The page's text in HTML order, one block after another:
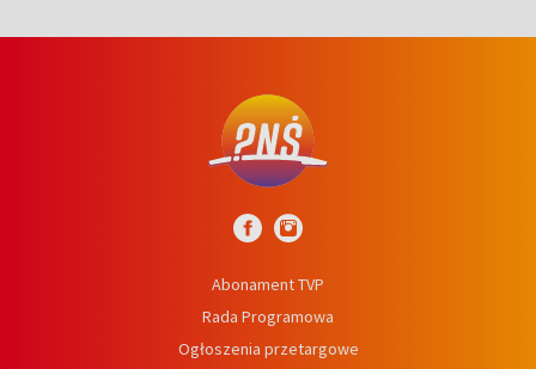
Abonament TVP
Rada Programowa
Ogłoszenia przetargowe